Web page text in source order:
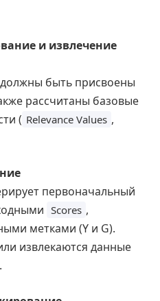
и извлечение
должны быть присвоены
рассчитаны базовые
( Relevance Values ,
первоначальный
Scores ,
метками (Y и G).
извлекаются данные